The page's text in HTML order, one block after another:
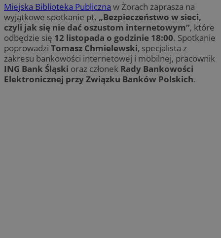
Miejska Biblioteka Publiczna w Żorach zaprasza na
wyjątkowe spotkanie pt. „Bezpieczeństwo w sieci,
czyli jak się nie dać oszustom internetowym”, które
odbędzie się 12 listopada o godzinie 18:00. Spotkanie
poprowadzi Tomasz Chmielewski, specjalista z
zakresu bankowości internetowej i mobilnej, pracownik
ING Bank Śląski oraz członek Rady Bankowości
Elektronicznej przy Związku Banków Polskich.